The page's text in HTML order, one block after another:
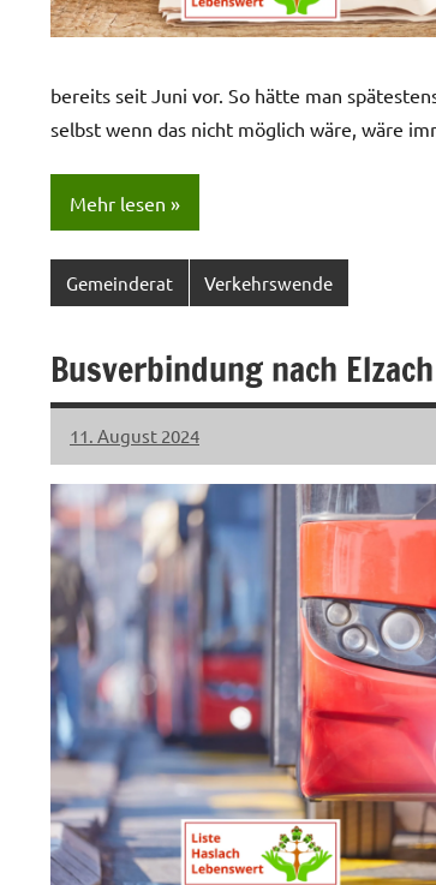
bereits seit Juni vor. So hätte man
selbst wenn das nicht möglich wäre, wäre
Mehr lesen
Gemeinderat Verkehrswende
Busverbindung nach
11. August 2024
LHL
Keine
Kommentare